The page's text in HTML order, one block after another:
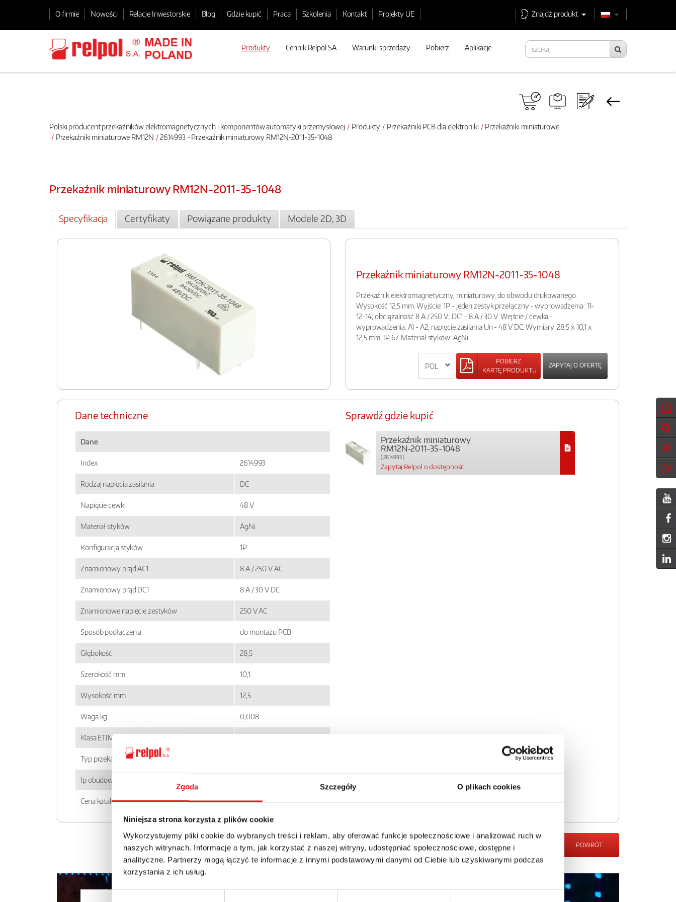
Zgoda Szczegóły O plikach cookies
Niniejsza strona korzysta z plików cookie
Wykorzystujemy pliki cookie do wybranych treści i reklam, aby oferować funkcje społecznościowe i analizować ruch w
naszych witrynach. Informacje o tym, jak korzystać z naszej witryny, udostępniać społecznościowe, dostępne i
analityczne. Partnerzy mogą łączyć te informacje z innymi podstawowymi danymi od Ciebie lub uzyskiwanymi podczas
korzystania z ich usług.
O firmie Nowości Relacje Inwestorskie Blog Gdzie kupić Praca Szkolenia Kontakt Projekty UE Znajdź produkt
Produkty Cennik Relpol SA Warunki sprzedaży Pobierz Aplikacje
Polski producent przekaźników elektromagnetycznych i komponentów automatyki przemysłowej Produkty Przekaźniki PCB dla elektroniki
Przekaźniki miniaturowe
Przekaźniki miniaturowe RM12N
2614993 - Przekaźnik miniaturowy RM12N-2011-35-1048
Przekaźnik miniaturowy RM12N-2011-35-1048
Specyfikacja Certyfikaty Powiązane produkty Modele 2D, 3D
Przekaźnik miniaturowy RM12N-2011-35-1048
Przekaźnik elektromagnetyczny, miniaturowy, do obwodu drukowanego.
Wysokość 12,5 mm. Wyjście: 1P - jeden zestyk przełączny - wyprowadzenia: 11-
12-14; obciążalność 8 A / 250 V; DC1 - 8 A / 30 V. Wejście / cewka -
wyprowadzenia: A1 - A2, napięcie zasilania Un - 48 V DC. Wymiary: 28,5 x 10,1 x
12,5 mm. IP 67. Materiał styków: AgNi.
POBIERZ
KARTĘ PRODUKTU
ZAPYTAJ O OFERTĘ
Dane techniczne
Dane
Index 2614993
Rodzaj napięcia zasilania DC
Napięcie cewki 48 V
Materiał styków AgNi
Konfiguracja styków 1P
Znamionowy prąd AC1 8 A / 250 V AC
Znamionowy prąd DC1 8 A / 30 V DC
Znamionowe napięcie zestyków 250 V AC
Sposób podłączenia do montażu PCB
Głębokość 28,5
Szerokość mm 10,1
Wysokość mm 12,5
Waga kg 0,008
Klasa ETIM
Typ przekaźnika
Ip obudowy
Cena katalogowa 13.92zł + 23% VAT
Sprawdź gdzie kupić
Przekaźnik miniaturowy
RM12N-2011-35-1048
( 2614993 )
Zapytaj Relpol o dostępność
POWRÓT